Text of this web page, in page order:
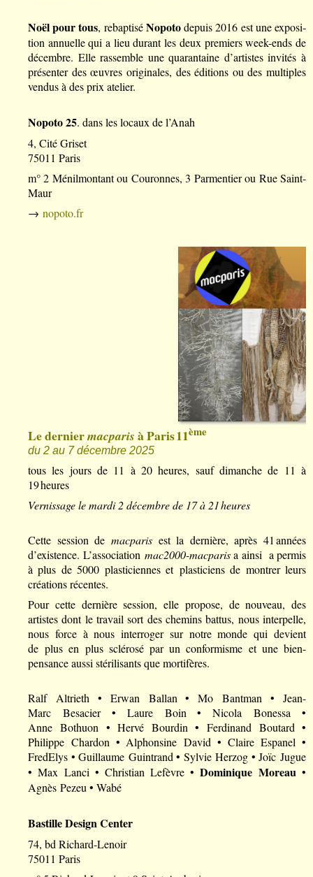
Noël pour tous, rebap­tiséNopotodepuis 2016 est une expo­si­
tion annuelle qui a lieu durant les deux premiers week-ends de
décembre. Elle rassemble une quaran­taine d’ar­tistes invi­tés à
présen­ter des œuvres origi­nales, des éditions ou des multiples
vendus à des prix atelier.
Nopoto 25. dans les locaux de l’Anah
4, Cité Griset
75011 Paris
m° 2 Ménilmontant ou Couronnes, 3 Parmentier ou Rue Saint-
Maur
→ nopoto.fr
Le derniermacparis à Paris 11ème
du 2 au 7 décembre 2025
tous les jours de 11 à 20 heures, sauf dimanche de 11 à
19 heures
Vernissage le mardi 2 décembre de 17 à 21 heures
Cette session de macparisest la dernière, après 41 années
d’existence. L’association mac2000-macparisa ainsi a permis
à plus de 5000 plasticiennes et plasticiens de montrer leurs
créations récentes.
Pour cette dernière session, elle propose, de nouveau, des
artistes dont le travail sort des chemins battus, nous interpelle,
nous force à nous interroger sur notre monde qui devient
de plus en plus sclérosé par un conformisme et une bien-
pensance aussi stérilisants que mortifères.
Ralf Altrieth • Erwan Ballan • Mo Bantman • Jean-
Marc Besacier • Laure Boin • Nicola Bonessa •
Anne Bothuon • Hervé Bourdin • Ferdinand Boutard •
Philippe Chardon • Alphonsine David • Claire Espanel •
FredElys • Guillaume Guintrand • Sylvie Herzog • Joïc Jugue
• Max Lanci • Christian Lefèvre •Dominique Moreau •
Agnès Pezeu • Wabé
Bastille Design Center
74, bd Richard-Lenoir
75011 Paris